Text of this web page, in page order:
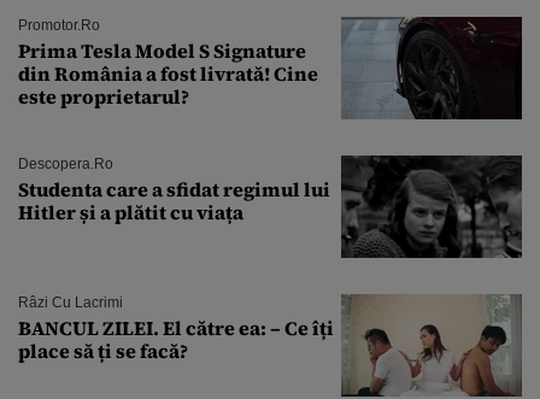
Promotor.ro
Prima Tesla Model S Signature
din România a fost livrată! Cine
este proprietarul?
Descopera.ro
Studenta care a sfidat regimul lui
Hitler și a plătit cu viața
Râzi Cu Lacrimi
BANCUL ZILEI. El către ea: – Ce îți
place să ți se facă?